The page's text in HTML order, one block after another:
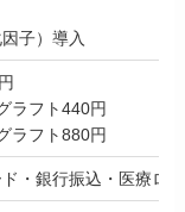
子）導入
ラフト440円
ラフト880円
・銀行振込・医療ロ